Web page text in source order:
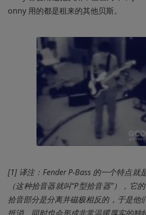
onny 用的都是租来的其他贝斯。
[1] 译注：Fender P-Bass 的一个特点就
（这种拾音器就叫“P型拾音器”），它
拾音部分是分离并磁极相反的，于是他